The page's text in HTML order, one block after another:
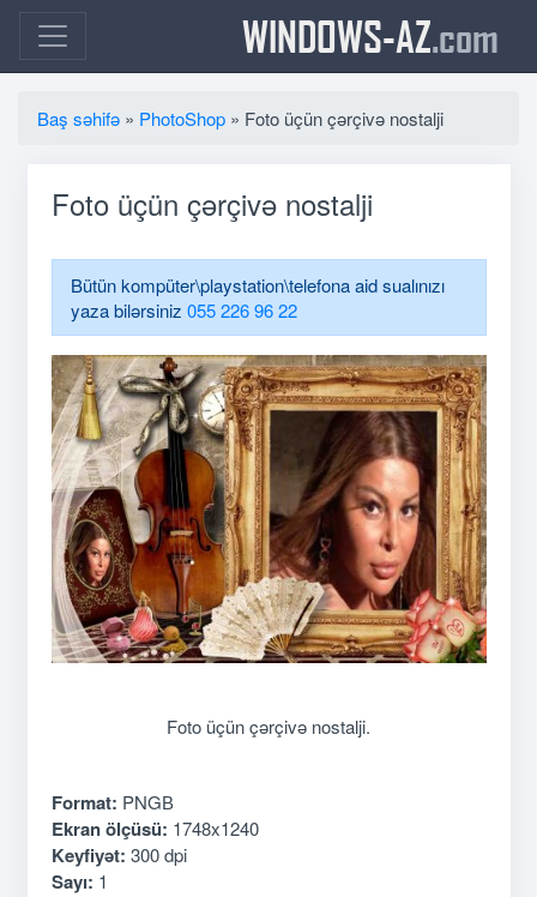
WINDOWS-AZ.com
Baş səhifə » PhotoShop » Foto üçün çərçivə nostalji
Foto üçün çərçivə nostalji
Bütün kompüter\playstation\telefona aid sualınızı
yaza bilərsiniz 055 226 96 22
Foto üçün çərçivə nostalji.
Format: PNGВ
Ekran ölçüsü: 1748x1240
Keyfiyət: 300 dpi
Sayı: 1